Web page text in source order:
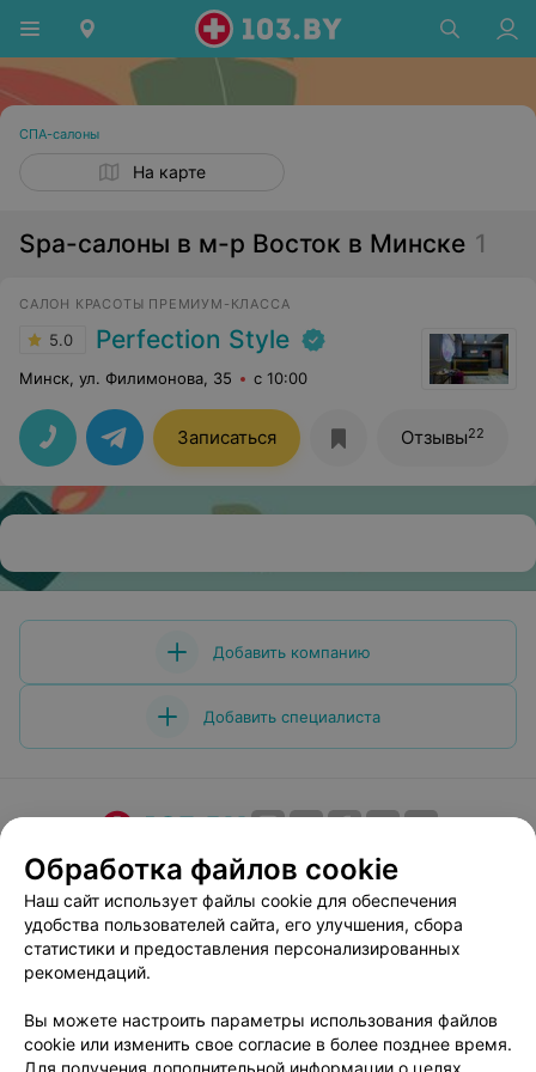
СПА-салоны
На карте
Spa-салоны в м-р Восток в Минске 1
САЛОН КРАСОТЫ ПРЕМИУМ-КЛАССА
5.0 Perfection Style
Минск, ул. Филимонова, 35 с 10:00
Записаться Отзывы22
Добавить компанию
Добавить специалиста
О проекте Новости проекта
Размещение рекламы
Медицинский маркетинг
Публичный договор
Пользовательское соглашение
Способы оплаты
Партнеры
Написать в поддержку
Персональные настройки cookie
Обработка файлов cookie
Наш сайт использует файлы cookie для обеспечения
удобства пользователей сайта, его улучшения, сбора
статистики и предоставления персонализированных
рекомендаций.
Вы можете настроить параметры использования файлов
cookie или изменить свое согласие в более позднее время.
Для получения дополнительной информации о целях,